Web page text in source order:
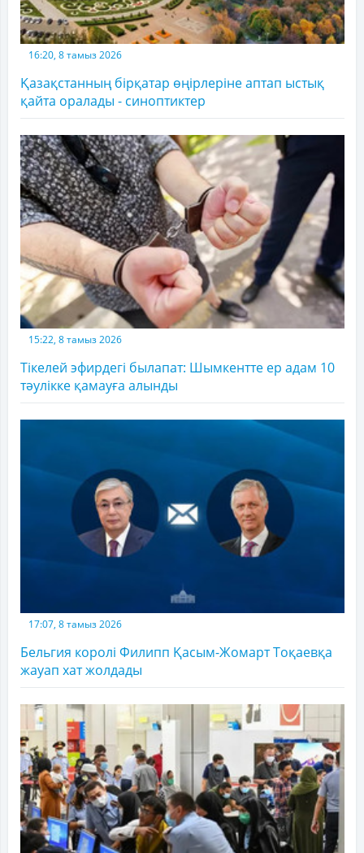
16:20, 8 тамыз 2026
Қазақстанның бірқатар өңірлеріне аптап ыстық
қайта оралады - синоптиктер
15:22, 8 тамыз 2026
Тікелей эфирдегі былапат: Шымкентте ер адам 10
тәулікке қамауға алынды
17:07, 8 тамыз 2026
Бельгия королі Филипп Қасым-Жомарт Тоқаевқа
жауап хат жолдады